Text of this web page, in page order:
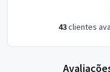
43clientes